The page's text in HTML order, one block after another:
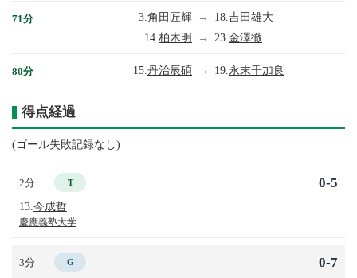
71分 3. 角田匠輝 → 18. 吉田雄大
14. 柏木明 → 23. 金澤徹
80分 15. 丹治辰碩 → 19. 永末千加良
得点経過
(ゴール失敗記録なし)
2分 T
13. 今成哲
慶應義塾大学
0-5
3分 G 0-7